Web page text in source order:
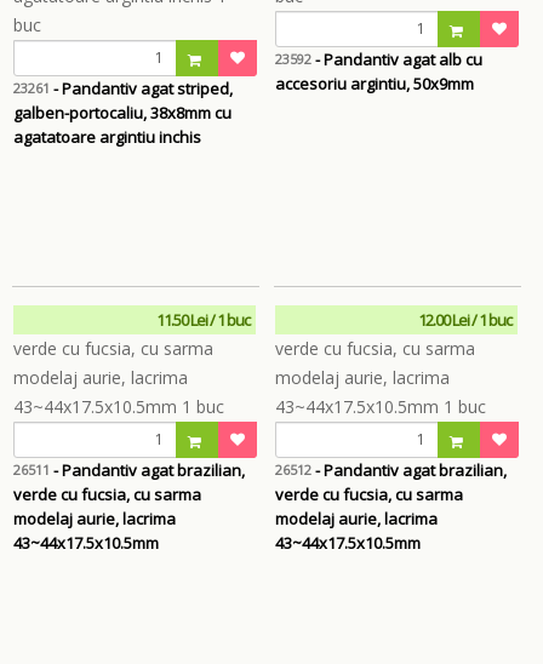
23261 - Pandantiv agat striped,
galben-portocaliu, 38x8mm cu
agatatoare argintiu inchis
23592- Pandantiv agat alb cu
accesoriu argintiu, 50x9mm
11.50 Lei / 1 buc
26511 - Pandantiv agat brazilian,
verde cu fucsia, cu sarma
modelaj aurie, lacrima
43~44x17.5x10.5mm
12.00 Lei / 1 buc
26512- Pandantiv agat brazilian,
verde cu fucsia, cu sarma
modelaj aurie, lacrima
43~44x17.5x10.5mm